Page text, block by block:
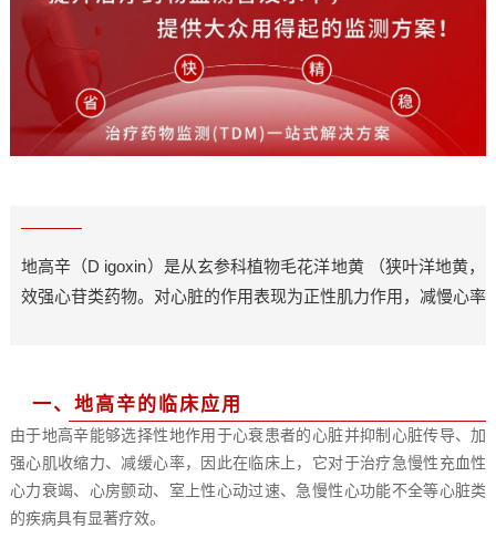
地高辛 （D igoxin） 是从玄参科植物毛花洋地黄 （狭叶洋地黄，
效强心苷类药物。 对心脏的作用表现为正性肌力作用 ， 减慢心率
一、 地高 辛 的临床应用
由于地高辛能够选择性地作用于心衰患者的心脏并抑制 心脏传导、加
强心肌收缩力、 减缓心率， 因 此在临床 上， 它对于治疗急慢性充血性
心力衰竭、 心房颤动、 室 上性心动过速、 急慢性心功能不全等心脏类
的疾病具有显著疗效。